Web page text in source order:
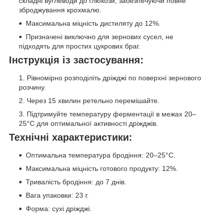
зброджування крохмалю.
Максимальна міцність дистиляту до 12%.
Призначені виключно для зернових сусел, не
підходять для простих цукрових браг.
Інструкція із застосування:
Рівномірно розподіліть дріжджі по поверхні зернового
розчину.
Через 15 хвилин ретельно перемішайте.
Підтримуйте температуру ферментації в межах 20–
25°C для оптимальної активності дріжджів.
Технічні характеристики:
Оптимальна температура бродіння: 20–25°C.
Максимальна міцність готового продукту: 12%.
Тривалість бродіння: до 7 днів.
Вага упаковки: 23 г.
Форма: сухі дріжджі.